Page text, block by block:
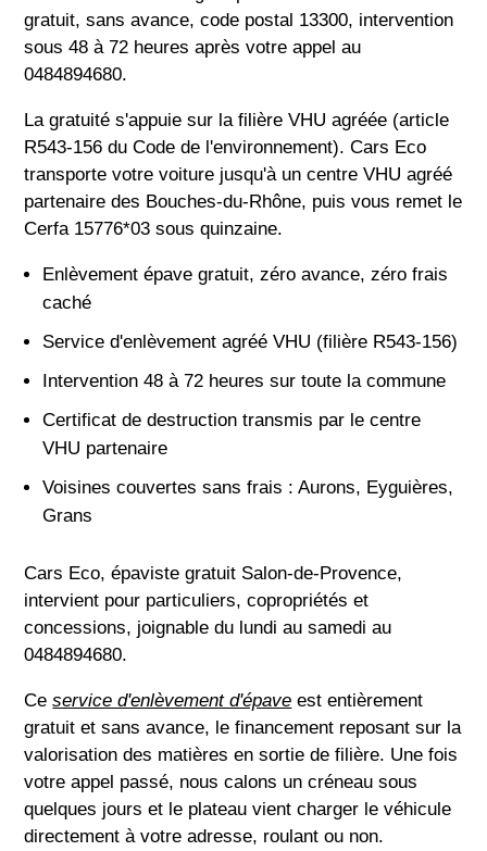
gratuit, sans avance, code postal 13300, intervention
sous 48 à 72 heures après votre appel au
0484894680.
La gratuité s'appuie sur la filière VHU agréée (article
R543-156 du Code de l'environnement). Cars Eco
transporte votre voiture jusqu'à un centre VHU agréé
partenaire des Bouches-du-Rhône, puis vous remet le
Cerfa 15776*03 sous quinzaine.
Enlèvement épave gratuit, zéro avance, zéro frais
caché
Service d'enlèvement agréé VHU (filière R543-156)
Intervention 48 à 72 heures sur toute la commune
Certificat de destruction transmis par le centre
VHU partenaire
Voisines couvertes sans frais : Aurons, Eyguières,
Grans
Cars Eco, épaviste gratuit Salon-de-Provence,
intervient pour particuliers, copropriétés et
concessions, joignable du lundi au samedi au
0484894680.
Ceservice d'enlèvement d'épave est entièrement
gratuit et sans avance, le financement reposant sur la
valorisation des matières en sortie de filière. Une fois
votre appel passé, nous calons un créneau sous
quelques jours et le plateau vient charger le véhicule
directement à votre adresse, roulant ou non.